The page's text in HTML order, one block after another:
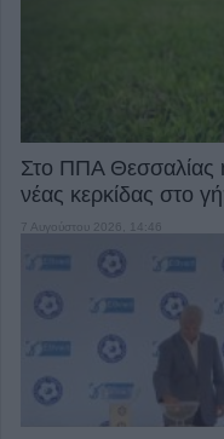
Στο ΠΠΑ Θεσσαλίας
νέας κερκίδας στο
7 Αυγούστου 2026, 14:46